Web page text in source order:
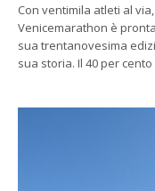
Con ventimila atleti al
Venicemarathon è
sua trentanovesima
sua storia. Il 40 per